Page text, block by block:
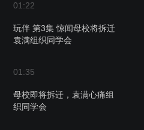
01:22
玩伴 第3集 惊闻母校将拆迁
袁满组织同学会
01:35
母校即将拆迁，袁满心痛组
织同学会